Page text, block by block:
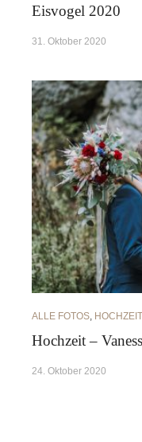
Eisvogel 2020
31. Oktober 2020
ALLE FOTOS,
Hochzeit –
24. Oktober 2020